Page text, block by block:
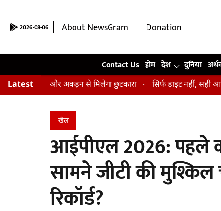
2026-08-06 About NewsGram
Donation
Contact Us होम देश दुनिया
Latest
और अकड़न से मिलेगा छुटकारा सिर्फ डाइट नहीं, सही आदतें भी हैं
खेल
आईपीएल 2026: पहले
सामने जीटी की
रिकॉर्ड?